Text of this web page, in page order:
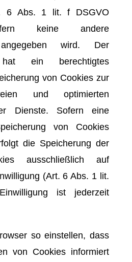
6 Abs. 1 lit. f DSGVO
keine andere
angegeben wird. Der
hat ein berechtigtes
von Cookies zur
und optimierten
Dienste. Sofern eine
von Cookies
die Speicherung der
ausschließlich auf
(Art. 6 Abs. 1 lit.
ist jederzeit
so einstellen, dass
von Cookies informiert